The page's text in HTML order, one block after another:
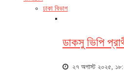
ঢাকা বিভাগ
ডাকসু ভিপি
২৭ অগাস্ট ২০২৫,